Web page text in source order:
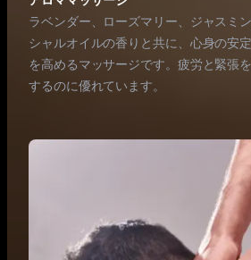
ラベンダー、ローズマリー、ジャスミ
シャルオイルの香りと共に、心身の安
を高めるマッサージです。疲労と緊張
するのに優れています。